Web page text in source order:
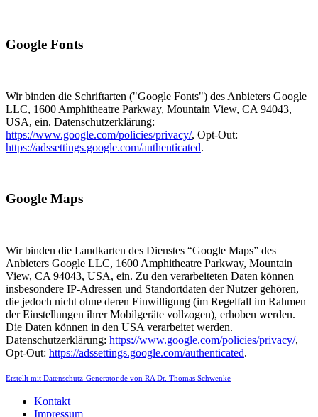
Google Fonts
Wir binden die Schriftarten ("Google Fonts") des Anbieters Google
LLC, 1600 Amphitheatre Parkway, Mountain View, CA 94043,
USA, ein. Datenschutzerklärung:
https://www.google.com/policies/privacy/, Opt-Out:
https://adssettings.google.com/authenticated.
Google Maps
Wir binden die Landkarten des Dienstes “Google Maps” des
Anbieters Google LLC, 1600 Amphitheatre Parkway, Mountain
View, CA 94043, USA, ein. Zu den verarbeiteten Daten können
insbesondere IP-Adressen und Standortdaten der Nutzer gehören,
die jedoch nicht ohne deren Einwilligung (im Regelfall im Rahmen
der Einstellungen ihrer Mobilgeräte vollzogen), erhoben werden.
Die Daten können in den USA verarbeitet werden.
Datenschutzerklärung: https://www.google.com/policies/privacy/,
Opt-Out: https://adssettings.google.com/authenticated.
Erstellt mit Datenschutz-Generator.de von RA Dr. Thomas Schwenke
Kontakt
Impressum